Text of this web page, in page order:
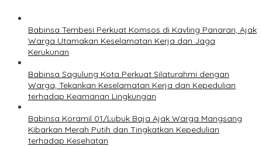
Babinsa Tembesi Perkuat Komsos di Kavling Panaran, Ajak
Warga Utamakan Keselamatan Kerja dan Jaga
Kerukunan
Babinsa Sagulung Kota Perkuat Silaturahmi dengan
Warga, Tekankan Keselamatan Kerja dan Kepedulian
terhadap Keamanan Lingkungan
Babinsa Koramil 01/Lubuk Baja Ajak Warga Mangsang
Kibarkan Merah Putih dan Tingkatkan Kepedulian
terhadap Kesehatan